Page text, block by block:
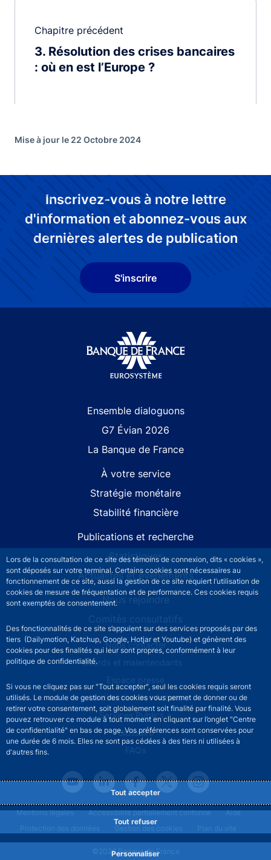
Lors de la consultation de ce site des témoins de connexion, dits « cookies »,
sont déposés sur votre terminal. Certains cookies sont nécessaires au
fonctionnement de ce site, aussi la gestion de ce site requiert l’utilisation de
cookies de mesure de fréquentation et de performance. Ces cookies requis
sont exemptés de consentement.
Des fonctionnalités de ce site s’appuient sur des services proposés par des
tiers (Dailymotion, Katchup, Google, Hotjar et Youtube) et génèrent des
cookies pour des finalités qui leur sont propres, conformément à leur
politique de confidentialité.
Si vous ne cliquez pas sur "Tout accepter", seul les cookies requis seront
utilisés. Le module de gestion des cookies vous permet de donner ou de
retirer votre consentement, soit globalement soit finalité par finalité. Vous
pouvez retrouver ce module à tout moment en cliquant sur l’onglet "Centre
de confidentialité" en bas de page. Vos préférences sont conservées pour
une durée de 6 mois. Elles ne sont pas cédées à des tiers ni utilisées à
d'autres fins.
Tout accepter
Tout refuser
Personnaliser
Chapitre précédent
3 Résolution des crises bancaires
: où en est l’Europe ?
Mise à jour le 22 Octobre 2024
Inscrivez-vous à notre lettre
d'information et abonnez-vous aux
dernières alertes de publication
S'inscrire
Ensemble dialoguons
G7 Évian 2026
La Banque de France
À votre service
Stratégie monétaire
Stabilité financière
Publications et recherche
Statistiques
Actualités et événements
Nous rejoindre
Comités consultatifs
Footer secondary menuNous contacter
Sourds et malentendants
Espace presse
La direction des Achats
Services Publics +
Glossaire
FAQs
©2026 Banque de France
Footer legal notice menu
Mentions légales Accessibilité partiellement conforme
Aide
Protection des données
Gestion des cookies Plan du site